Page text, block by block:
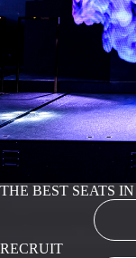
THE BEST SEATS
RECRUIT